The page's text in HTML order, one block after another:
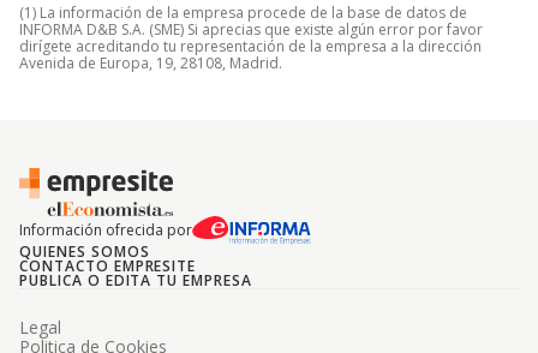
(1) La información de la empresa procede de la base de datos de
INFORMA D&B S.A. (SME) Si aprecias que existe algún error por favor
dirígete acreditando tu representación de la empresa a la dirección
Avenida de Europa, 19, 28108, Madrid.
Información ofrecida por
QUIENES SOMOS
CONTACTO EMPRESITE
PUBLICA O EDITA TU EMPRESA
Legal
Politica de Cookies